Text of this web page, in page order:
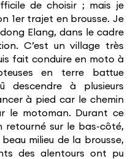
de choisir ; mais je
1er trajet en brousse. Je
Elang, dans le cadre
C’est un village très
fait conduire en moto à
en terre battue
descendre à plusieurs
à pied car le chemin
le motoman. Durant ce
retourné sur le bas-côté,
milieu de la brousse,
des alentours ont pu